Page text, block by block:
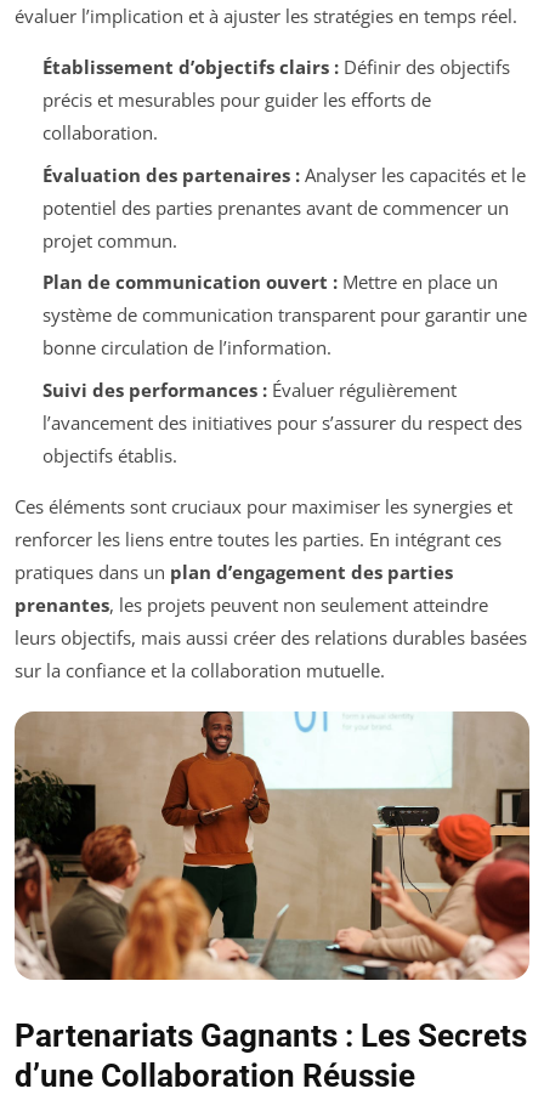
évaluer l’implication et à ajuster les stratégies en temps réel.
Établissement d’objectifs clairs :Définir des objectifs
précis et mesurables pour guider les efforts de
collaboration.
Évaluation des partenaires :Analyser les capacités et le
potentiel des parties prenantes avant de commencer un
projet commun.
Plan de communication ouvert :Mettre en place un
système de communication transparent pour garantir une
bonne circulation de l’information.
Suivi des performances :Évaluer régulièrement
l’avancement des initiatives pour s’assurer du respect des
objectifs établis.
Ces éléments sont cruciaux pour maximiser les synergies et
renforcer les liens entre toutes les parties. En intégrant ces
pratiques dans un plan d’engagement des parties
prenantes, les projets peuvent non seulement atteindre
leurs objectifs, mais aussi créer des relations durables basées
sur la confiance et la collaboration mutuelle.
Partenariats Gagnants : Les Secrets
d’une Collaboration Réussie